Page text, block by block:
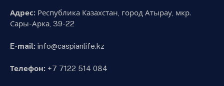
Адрес: Республика Казахстан, город Атырау, мкр.
Сары-Арка, 39-22
E-mail: info@caspianlife.kz
Телефон: +7 7122 514 084